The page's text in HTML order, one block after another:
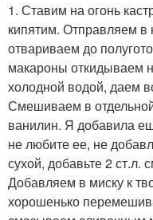
1. Ставим на огонь
кипятим. Отправляем
отвариваем до
макароны откидываем
холодной водой, даем
Смешиваем в
ванилин. Я добавила
не любите ее, не
сухой, добавьте 2
Добавляем в миску к
хорошенько